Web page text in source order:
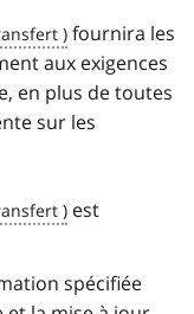
fournira les
aux exigences
en plus de toutes
sur les
est
spécifiée